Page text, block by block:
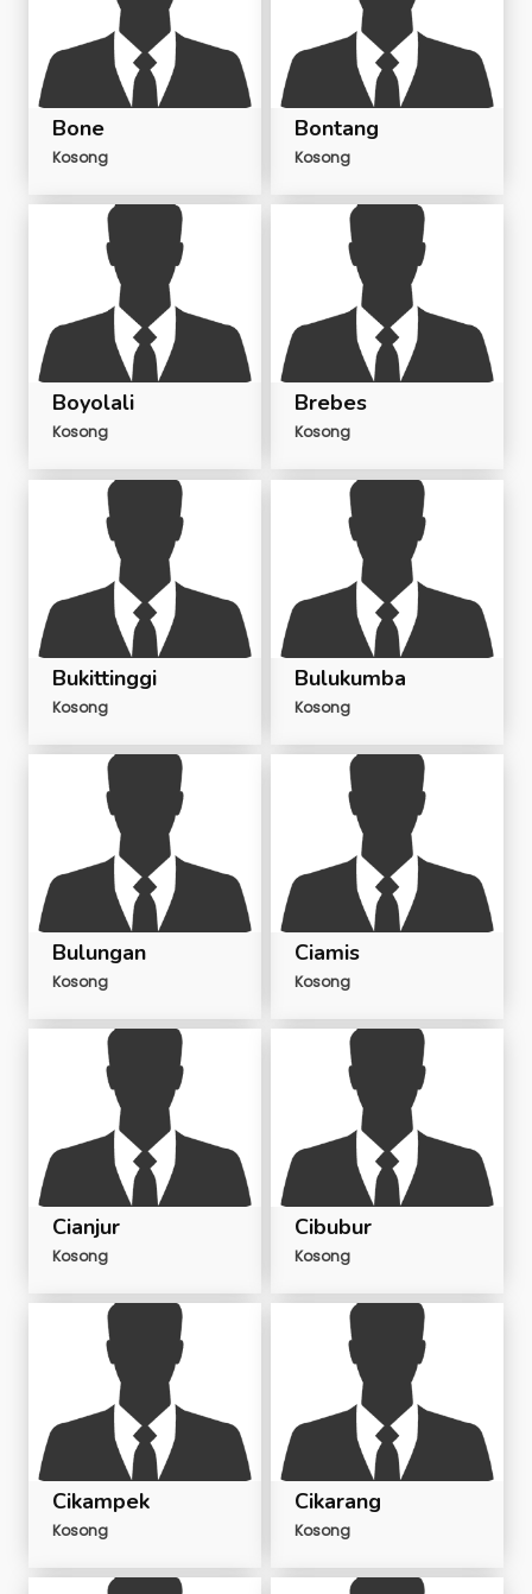
Bone
Kosong
Bontang
Kosong
Boyolali
Kosong
Brebes
Kosong
Bukittinggi
Kosong
Bulukumba
Kosong
Bulungan
Kosong
Ciamis
Kosong
Cianjur
Kosong
Cibubur
Kosong
Cikampek
Kosong
Cikarang
Kosong